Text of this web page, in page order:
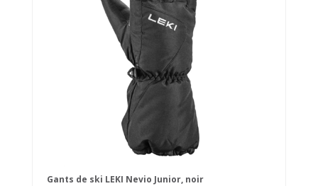
Gants de ski LEKI Nevio Junior, noir